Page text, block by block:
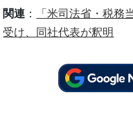
関連 ：
「米司法省・税務
受け、同社代表が釈明